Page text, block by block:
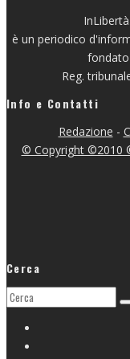
è un periodico
Reg.
Info e Contatti
Redazione -
© Copyright ©2010
Cerca